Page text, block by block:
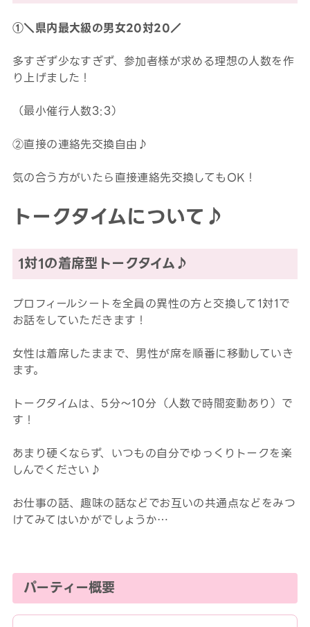
①＼県内最大級の男女20対20／
多すぎず少なすぎず、参加者様が求める理想の人数を作
り上げました！
（最小催行人数3:3）
②直接の連絡先交換自由♪
気の合う方がいたら直接連絡先交換してもOK！
トークタイムについて♪
1対1の着席型トークタイム♪
プロフィールシートを全員の異性の方と交換して1対1で
お話をしていただきます！
女性は着席したままで、男性が席を順番に移動していき
ます。
トークタイムは、5分～10分（人数で時間変動あり）で
す！
あまり硬くならず、いつもの自分でゆっくりトークを楽
しんでください♪
お仕事の話、趣味の話などでお互いの共通点などをみつ
けてみてはいかがでしょうか…
パーティー概要